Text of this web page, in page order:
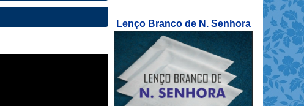
Lenço Branco de N. Senhora